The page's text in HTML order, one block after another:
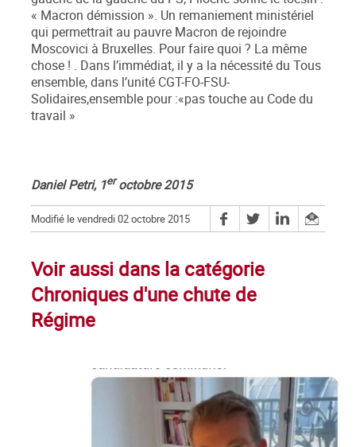
« Macron démission ». Un remaniement ministériel
qui permettrait au pauvre Macron de rejoindre
Moscovici à Bruxelles. Pour faire quoi ? La même
chose ! . Dans l’immédiat, il y a la nécessité du Tous
ensemble, dans l’unité CGT-FO-FSU-
Solidaires,ensemble pour :«pas touche au Code du
travail »
Daniel Petri, 1eroctobre 2015
Modifié le vendredi 02 octobre 2015
Voir aussi dans la catégorie
Chroniques d'une chute de
Régime